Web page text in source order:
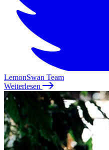
LemonSwan Team
Weiterlesen